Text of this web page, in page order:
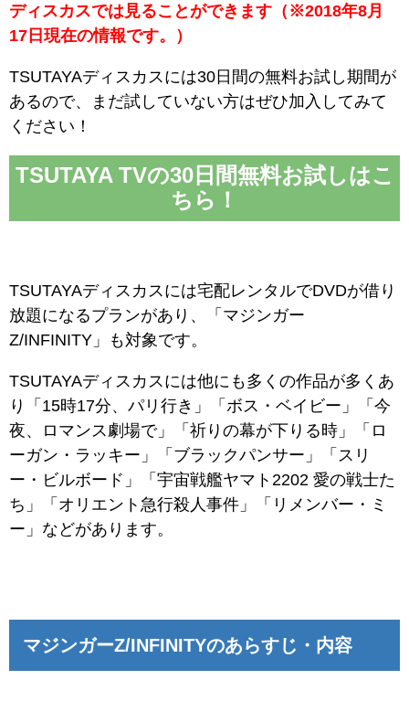
ディスカスでは見ることができます（※2018年8月
17日現在の情報です。）
TSUTAYAディスカスには30日間の無料お試し期間が
あるので、まだ試していない方はぜひ加入してみて
ください！
TSUTAYA TVの30日間無料お試しはこ
ちら！
TSUTAYAディスカスには宅配レンタルでDVDが借り
放題になるプランがあり、「マジンガー
Z/INFINITY」も対象です。
TSUTAYAディスカスには他にも多くの作品が多くあ
り「15時17分、パリ行き」「ボス・ベイビー」「今
夜、ロマンス劇場で」「祈りの幕が下りる時」「ロ
ーガン・ラッキー」「ブラックパンサー」「スリ
ー・ビルボード」「宇宙戦艦ヤマト2202 愛の戦士た
ち」「オリエント急行殺人事件」「リメンバー・ミ
ー」などがあります。
マジンガーZ/INFINITYのあらすじ・内容